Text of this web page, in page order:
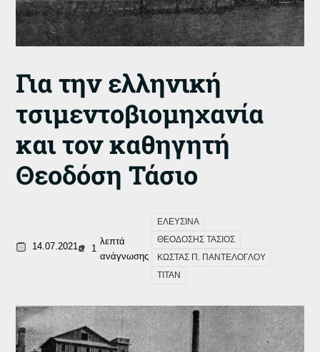
Για την ελληνική
τσιμεντοβιομηχανία
και τον καθηγητή
Θεοδόση Τάσιο
14.07.2021 1
λεπτά
ανάγνωσης
ΕΛΕΥΣΙΝΑ
ΘΕΟΔΟΣΗΣ ΤΑΣΙΟΣ
ΚΩΣΤΑΣ Π. ΠΑΝΤΕΛΟΓΛΟΥ
ΤΙΤΑΝ